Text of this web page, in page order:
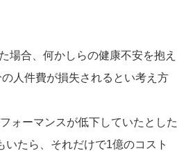
場合、何かしらの健康不安を抱え
人件費が損失されるとい考え方
ォーマンスが低下していたとした
たら、それだけで1億のコスト